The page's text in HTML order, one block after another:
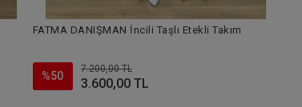
FATMA DANIŞMAN İncili Taşlı Etekli Takım
%50
7.200,00 TL
3.600,00 TL